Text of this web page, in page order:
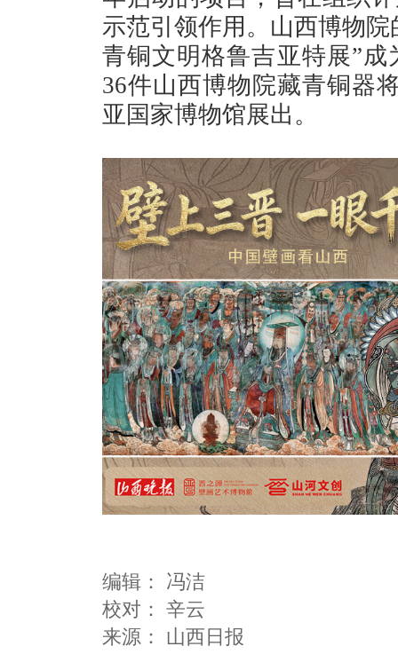
示范引领作用。山西博物
青铜文明格鲁吉亚特展”
36件山西博物院藏青铜器
亚国家博物馆展出。
编辑： 冯洁
校对： 辛云